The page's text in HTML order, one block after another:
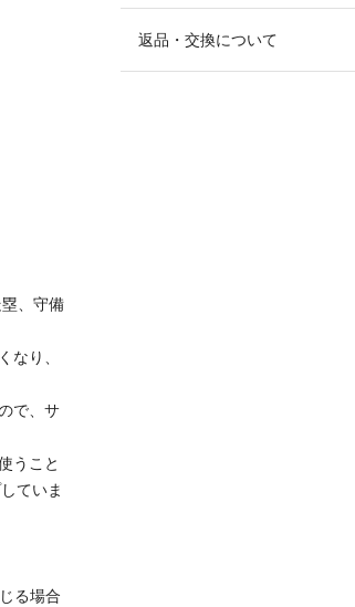
返品・交換について
、守備
なり、
で、サ
うこと
ていま
る場合